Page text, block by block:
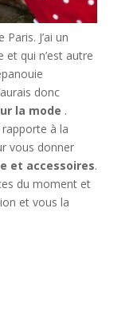
Paris. J’ai un
qui n’est autre
donc
la mode .
rapporte à la
vous donner
et accessoires.
du moment et
et vous la